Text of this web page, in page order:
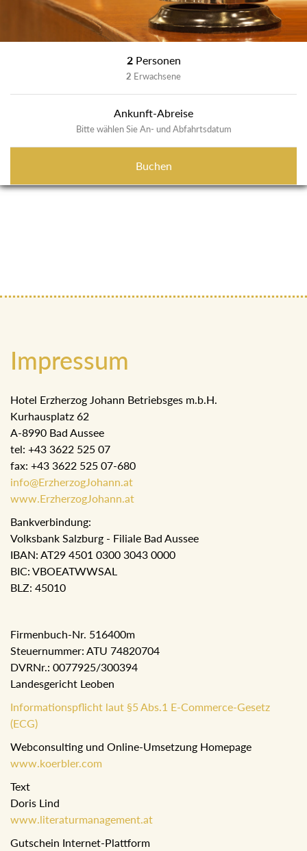
2 Personen
2 Erwachsene
Ankunft-Abreise
Bitte wählen Sie An- und Abfahrtsdatum
Buchen
Impressum
Hotel Erzherzog Johann Betriebsges m.b.H.
Kurhausplatz 62
A-8990 Bad Aussee
tel: +43 3622 525 07
fax: +43 3622 525 07-680
info@ErzherzogJohann.at
www.ErzherzogJohann.at
Bankverbindung:
Volksbank Salzburg - Filiale Bad Aussee
IBAN: AT29 4501 0300 3043 0000
BIC: VBOEATWWSAL
BLZ: 45010
Firmenbuch-Nr. 516400m
Steuernummer: ATU 74820704
DVRNr.: 0077925/300394
Landesgericht Leoben
Informationspflicht laut §5 Abs.1 E-Commerce-Gesetz
(ECG)
Webconsulting und Online-Umsetzung Homepage
www.koerbler.com
Text
Doris Lind
www.literaturmanagement.at
Gutschein Internet-Plattform